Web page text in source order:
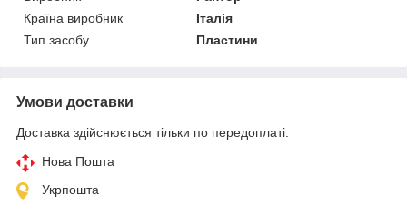
Країна виробник
Італія
Тип засобу
Пластини
Умови доставки
Доставка здійснюється тільки по передоплаті.
Нова Пошта
Укрпошта